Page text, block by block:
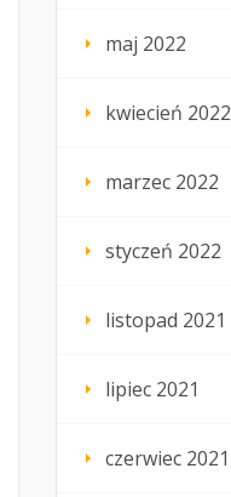
maj 2022
kwiecień 2022
marzec 2022
styczeń 2022
listopad 2021
lipiec 2021
czerwiec 2021